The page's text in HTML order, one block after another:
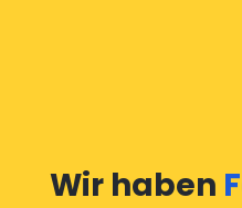
Wir haben